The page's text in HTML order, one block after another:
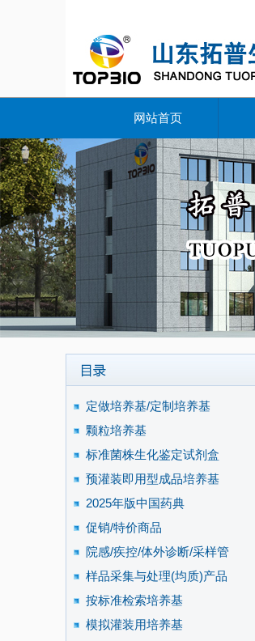
网站首页
定做培养基/定制培养基
颗粒培养基
标准菌株生化鉴定试剂盒
预灌装即用型成品培养基
2025年版中国药典
促销/特价商品
院感/疾控/体外诊断/采样管
样品采集与处理(均质)产品
按标准检索培养基
模拟灌装用培养基